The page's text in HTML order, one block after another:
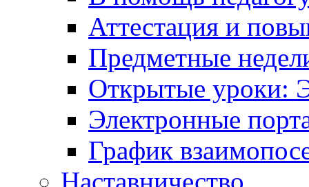
Аттестация и
Предметные
Открытые уроки:
Электронные
График